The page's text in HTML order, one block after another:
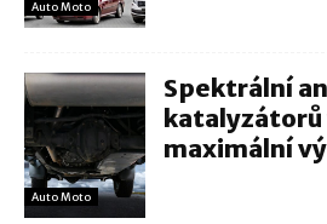
Auto Moto
Auto Moto
Spektrální
maximální